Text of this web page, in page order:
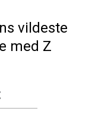
vildeste
med Z